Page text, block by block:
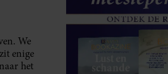
We
enige
het